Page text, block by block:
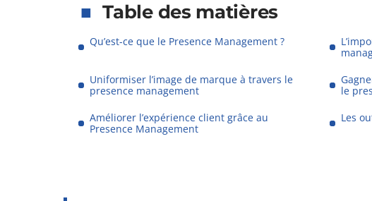
Table des matières
Qu’est-ce que le Presence Management ?
Uniformiser l’image de marque à travers le
presence management
le
Améliorer l’expérience client grâce au
Presence Management
Les